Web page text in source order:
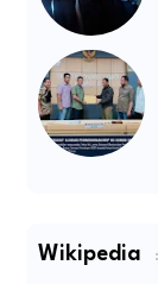
Wikipedia